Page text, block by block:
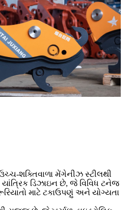
શક્તિવાળા મેંગેનીઝ સ્ટીલથી
ડિઝાઇન છે, જે વિવિધ ટનેજ
માટે ટકાઉપણું અને યોગ્યતા